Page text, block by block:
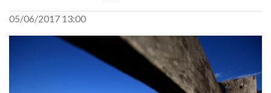
05/06/2017 13:00